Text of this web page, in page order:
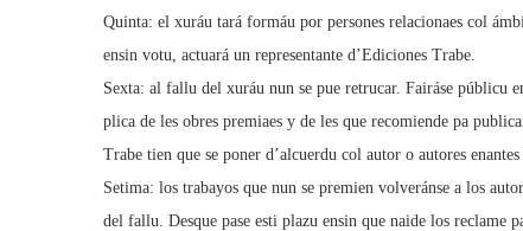
Quinta: el xuráu tará formáu por persones relacionaes col
ensin votu, actuará un representante d’Ediciones Trabe.
Sexta: al fallu del xuráu nun se pue retrucar. Fairáse públicu
plica de les obres premiaes y de les que recomiende pa
Trabe tien que se poner d’alcuerdu col autor o autores
Setima: los trabayos que nun se premien volveránse a los
del fallu. Desque pase esti plazu ensin que naide los reclame